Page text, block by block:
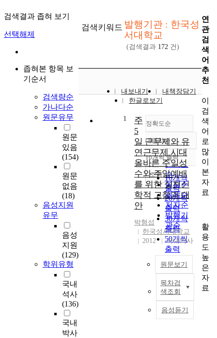
검색결과 좁혀 보기
선택해제
좁혀본 항목 보
기순서
검색량순
가나다순
원문유무
원문
있음
(154)
원문
없음
(18)
음성지원
유무
음성
지원
(129)
학위유형
국내
석사
(136)
국내
박사
검색키워드 발행기관 : 한국성
서대학교
(검색결과 172 건)
내보내기
내책장담기
한글로보기
정확도순
정확도
순
인기도
순
연도순
제목순
저자순
발행기
관순
내림차순
내림차순
10개씩 출력
10개씩
출력
20개씩
출력
30개씩
출력
50개씩
출력
100개씩
출력
조회
1
주
5
일 근무제와 유
연근무제 시대
올바른 주일성
수와 주일예배
를 위한 실천신
학적 고찰과 대
안
박형섭
한국성서대학교
2012
국내박사
원문보기
목차검
색조회
음성듣기
연
관
검
색
어
추
천
이
검
색
어
로
많
이
본
자
료
활
용
도
높
은
자
료